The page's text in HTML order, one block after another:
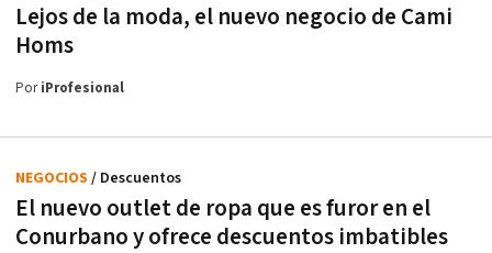
Lejos de la moda, el nuevo negocio de Cami
Homs
PoriProfesional
El nuevo outlet de ropa que es furor en el
Conurbano y ofrece descuentos imbatibles
NEGOCIOS / Descuentos